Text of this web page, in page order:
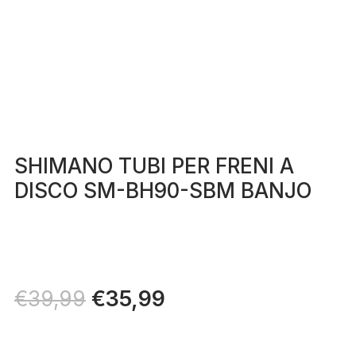
SHIMANO TUBI PER FRENI A
DISCO SM-BH90-SBM BANJO
€39,99 Il
prezzo
€35,99Il